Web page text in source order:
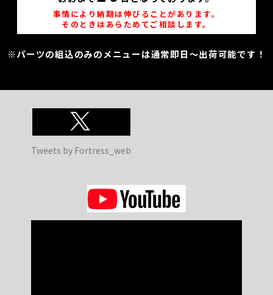
事情により納期は伸びることがあります。
そのときはあらためてご相談します。
※パーツの組込のみのメニューは通常即日～出荷可能です！
Tweets by Fortress_web